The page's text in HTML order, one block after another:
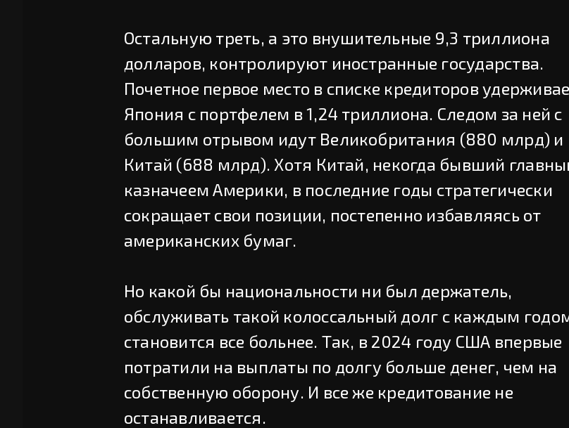
Остальную треть, а это внушительные 9,3 триллиона
долларов, контролируют иностранные государства.
Почетное первое место в списке кредиторов
Япония с портфелем в 1,24 триллиона. Следом за ней с
большим отрывом идут Великобритания (880 млрд) и
Китай (688 млрд). Хотя Китай, некогда бывший
казначеем Америки, в последние годы стратегически
сокращает свои позиции, постепенно избавляясь от
американских бумаг.
Но какой бы национальности ни был держатель,
обслуживать такой колоссальный долг с каждым
становится все больнее. Так, в 2024 году США впервые
потратили на выплаты по долгу больше денег, чем на
собственную оборону. И все же кредитование не
останавливается.